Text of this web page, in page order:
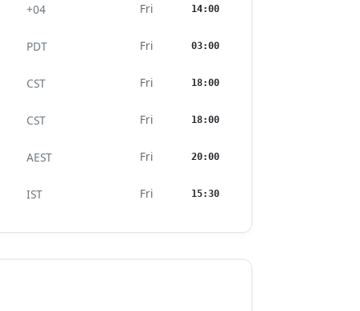
+04 Fri 14:00
PDT Fri 03:00
CST Fri 18:00
CST Fri 18:00
AEST Fri 20:00
IST Fri 15:30